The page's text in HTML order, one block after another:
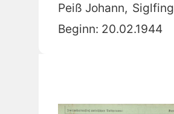
Peiß Johann, Siglfing
Beginn: 20.02.1944